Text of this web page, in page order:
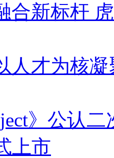
合新标杆
人才为核
》公认
上市